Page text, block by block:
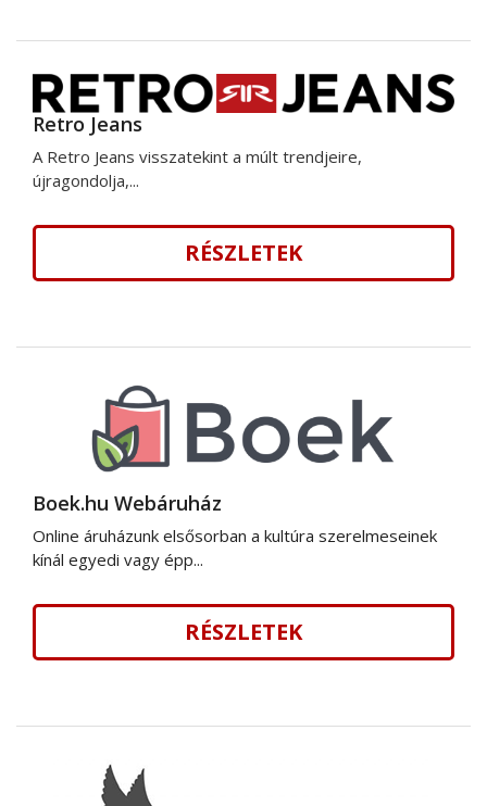
Retro Jeans
A Retro Jeans visszatekint a múlt trendjeire,
újragondolja,...
RÉSZLETEK
Boek.hu Webáruház
Online áruházunk elsősorban a kultúra szerelmeseinek
kínál egyedi vagy épp...
RÉSZLETEK